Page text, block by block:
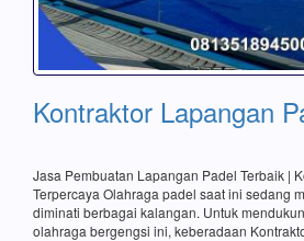
Kontraktor Lapangan
Jasa Pembuatan Lapangan Padel Terbaik |
Terpercaya Olahraga padel saat ini sedang
diminati berbagai kalangan. Untuk
olahraga bergengsi ini, keberadaan